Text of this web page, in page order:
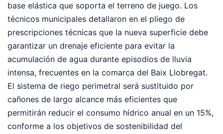
base elástica que soporta el terreno de juego. Los
técnicos municipales detallaron en el pliego de
prescripciones técnicas que la nueva superficie debe
garantizar un drenaje eficiente para evitar la
acumulación de agua durante episodios de lluvia
intensa, frecuentes en la comarca del Baix Llobregat.
El sistema de riego perimetral será sustituido por
cañones de largo alcance más eficientes que
permitirán reducir el consumo hídrico anual en un 15%,
conforme a los objetivos de sostenibilidad del